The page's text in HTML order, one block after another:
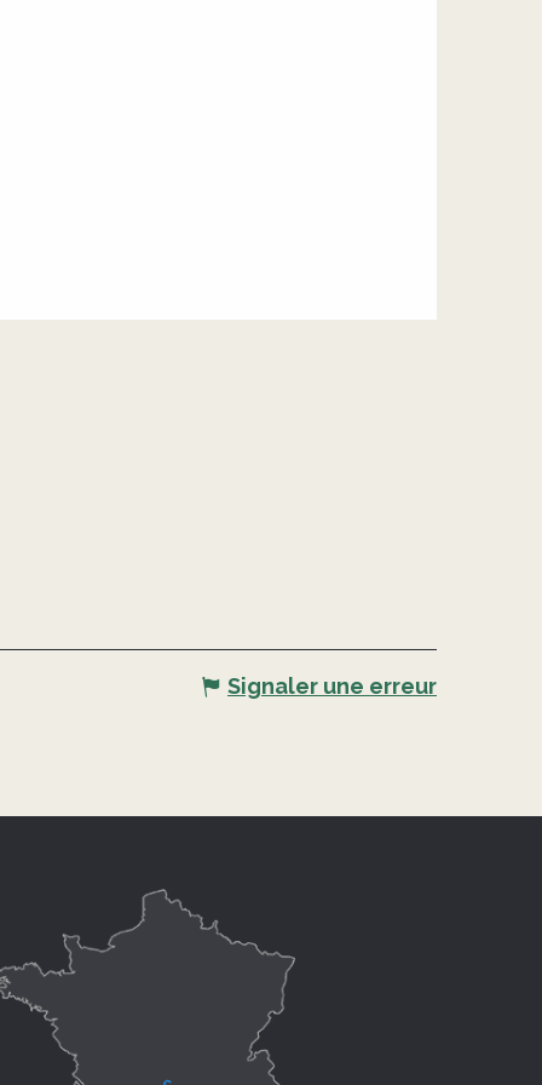
Signaler une erreur